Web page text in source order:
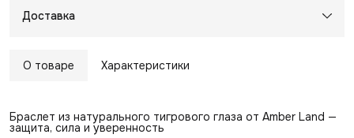
Доставка
О товаре Характеристики
Браслет из натурального тигрового глаза от Amber Land —
защита, сила и уверенность